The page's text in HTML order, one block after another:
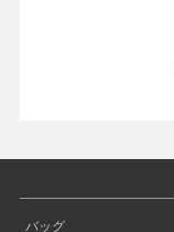
バッグ